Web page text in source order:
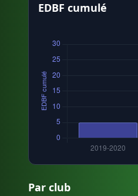
EDBF cumulé
Par club